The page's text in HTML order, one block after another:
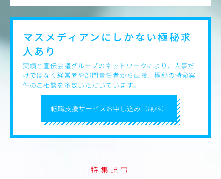
なっているか、常に精査し、責任をもってコントロールし
ていただきます。
★先輩インタビューは以下よりご覧いただけます。
ductor.html
転職支援サービスお申し込み（無料）
マスメディアンにしかない極秘求
人あり
実績と宣伝会議グループのネットワークにより、人事だ
けではなく経営者や部門責任者から直接、極秘の特命案
件のご相談を多数いただいています。
特集記事